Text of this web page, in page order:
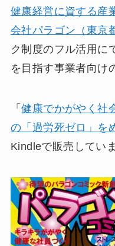
健康経営に資する産
会社パラゴン（東京
ク制度のフル活用に
を目指す事業者向け
「健康でかがやく社
の「過労死ゼロ」を
Kindleで販売していま